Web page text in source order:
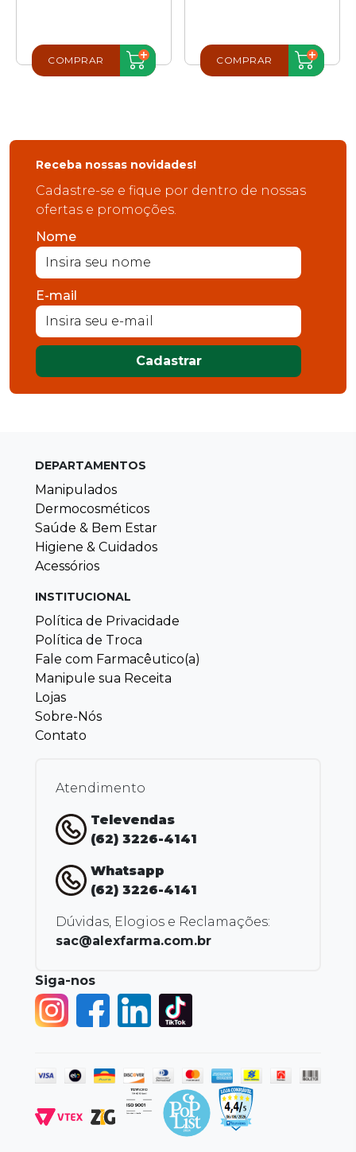
COMPRAR COMPRAR
Receba nossas novidades!
Cadastre-se e fique por dentro de nossas
ofertas e promoções.
Nome
E-mail
Cadastrar
DEPARTAMENTOS
Manipulados
Dermocosméticos
Saúde & Bem Estar
Higiene & Cuidados
Acessórios
INSTITUCIONAL
Política de Privacidade
Política de Troca
Fale com Farmacêutico(a)
Manipule sua Receita
Lojas
Sobre-Nós
Contato
Atendimento
Televendas
(62) 3226-4141
Whatsapp
(62) 3226-4141
Dúvidas, Elogios e Reclamações:
sac@alexfarma.com.br
Siga-nos